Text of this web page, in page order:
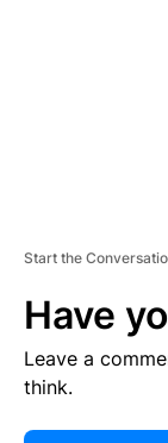
Start the
Have
Leave a
think.